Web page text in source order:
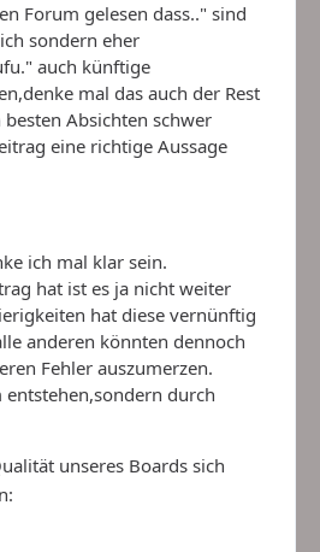
Forum gelesen dass.." sind
sondern eher
auch künftige
mal das auch der Rest
Absichten schwer
eine richtige Aussage
ich mal klar sein.
hat ist es ja nicht weiter
hat diese vernünftig
anderen könnten dennoch
Fehler auszumerzen.
entstehen,sondern durch
unseres Boards sich